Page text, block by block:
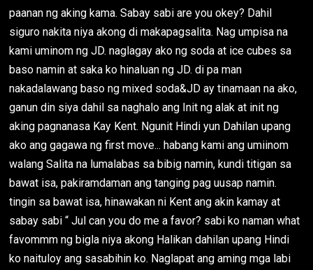
paanan ng aking kama. Sabay sabi are you okey? Dahil
siguro nakita niya akong di makapagsalita. Nag umpisa na
kami uminom ng JD. naglagay ako ng soda at ice cubes sa
baso namin at saka ko hinaluan ng JD. di pa man
nakadalawang baso ng mixed soda&JD ay tinamaan na ako,
ganun din siya dahil sa naghalo ang Init ng alak at init ng
aking pagnanasa Kay Kent. Ngunit Hindi yun Dahilan upang
ako ang gagawa ng first move... habang kami ang umiinom
walang Salita na lumalabas sa bibig namin, kundi titigan sa
bawat isa, pakiramdaman ang tanging pag uusap namin.
tingin sa bawat isa, hinawakan ni Kent ang akin kamay at
sabay sabi “ Jul can you do me a favor? sabi ko naman what
favommm ng bigla niya akong Halikan dahilan upang Hindi
ko naituloy ang sasabihin ko. Naglapat ang aming mga labi